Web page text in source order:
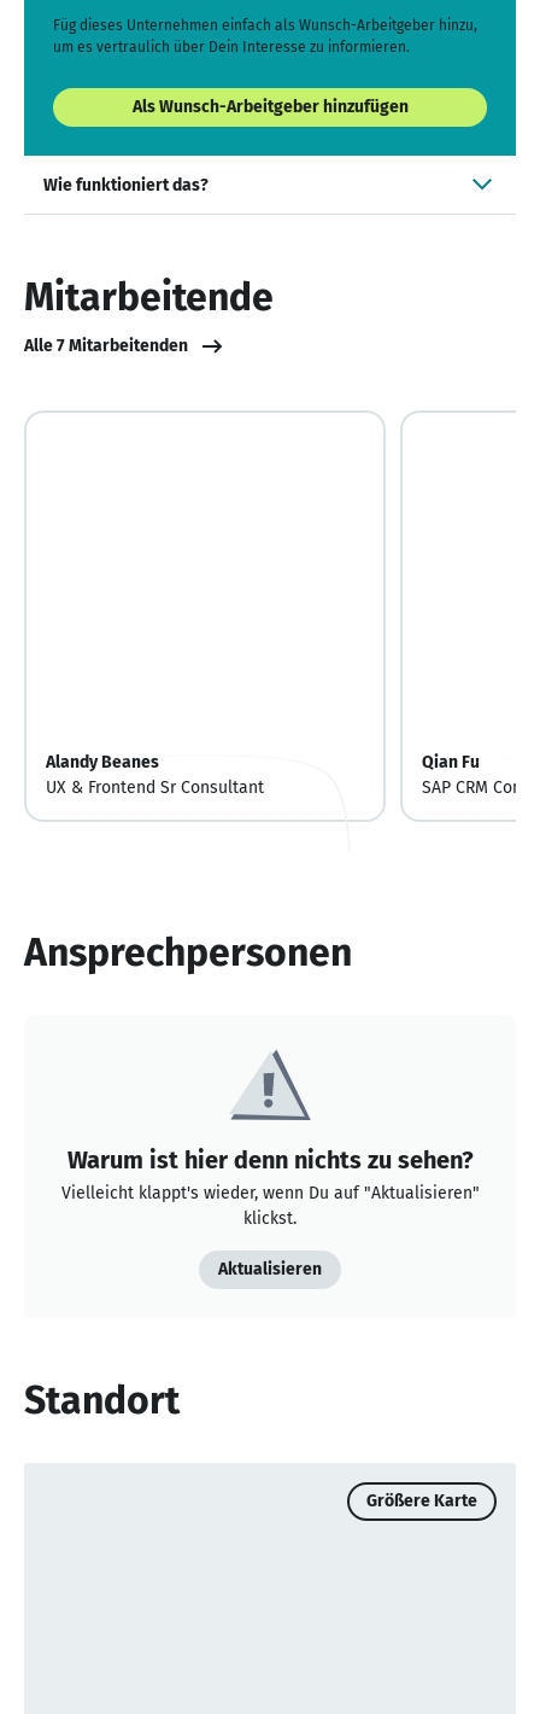
Füg dieses Unternehmen einfach als Wunsch-Arbeitgeber hinzu,
um es vertraulich über Dein Interesse zu informieren.
Als Wunsch-Arbeitgeber hinzufügen
Wie funktioniert das?
Mitarbeitende
Alle 7 Mitarbeitenden
Alandy Beanes
UX & Frontend Sr Consultant
Qian Fu
SAP CRM
Ansprechpersonen
Warum ist hier denn nichts zu sehen?
Vielleicht klappt's wieder, wenn Du auf "Aktualisieren"
klickst.
Aktualisieren
Standort
Größere Karte